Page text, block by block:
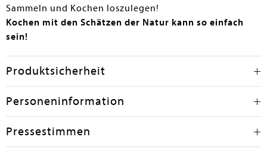
Sammeln und Kochen loszulegen!
Kochen mit den Schätzen der Natur kann so einfach
sein!
Produktsicherheit
Personeninformation
Pressestimmen